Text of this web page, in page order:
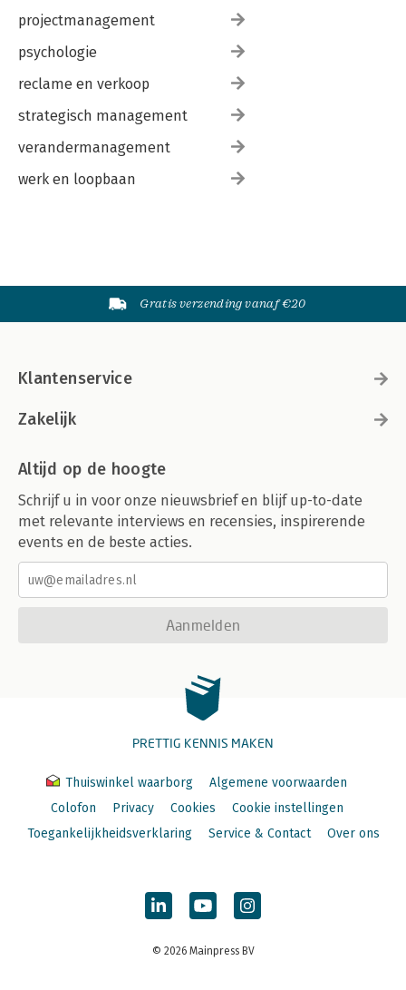
projectmanagement
psychologie
reclame en verkoop
strategisch management
verandermanagement
werk en loopbaan
Gratis verzending vanaf €20
Klantenservice
Zakelijk
Altijd op de hoogte
Schrijf u in voor onze nieuwsbrief en blijf up-to-date
met relevante interviews en recensies, inspirerende
events en de beste acties.
Aanmelden
PRETTIG KENNIS MAKEN
Thuiswinkel waarborg
Algemene voorwaarden
Colofon
Privacy Cookies
Cookie instellingen
Toegankelijkheidsverklaring
Service & Contact Over ons
© 2026 Mainpress BV